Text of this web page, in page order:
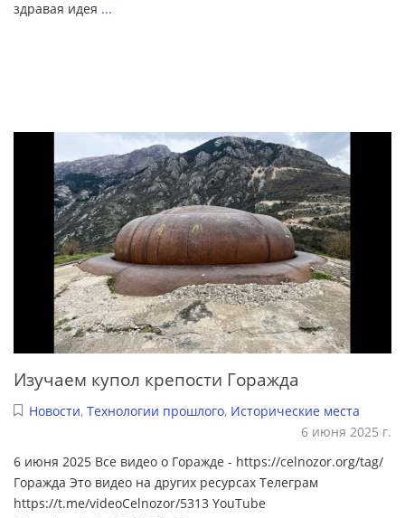
здравая идея ...
Изучаем купол крепости Горажда
Новости, Технологии прошлого, Исторические места
6 июня 2025 г.
6 июня 2025 Все видео о Горажде - https://celnozor.org/tag/
Горажда Это видео на других ресурсах Телеграм
https://t.me/videoCelnozor/5313 YouTube